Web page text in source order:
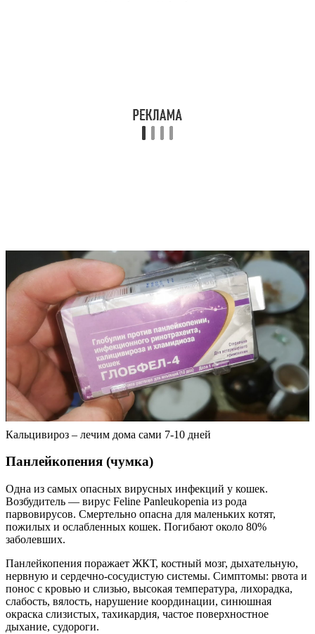
Кальцивироз – лечим дома сами 7-10 дней
Панлейкопения (чумка)
Одна из самых опасных вирусных инфекций у кошек.
Возбудитель — вирус Feline Panleukopenia из рода
парвовирусов. Смертельно опасна для маленьких котят,
пожилых и ослабленных кошек. Погибают около 80%
заболевших.
Панлейкопения поражает ЖКТ, костный мозг, дыхательную,
нервную и сердечно-сосудистую системы. Симптомы: рвота и
понос с кровью и слизью, высокая температура, лихорадка,
слабость, вялость, нарушение координации, синюшная
окраска слизистых, тахикардия, частое поверхностное
дыхание, судороги.